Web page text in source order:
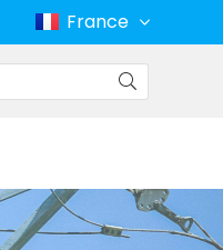
France